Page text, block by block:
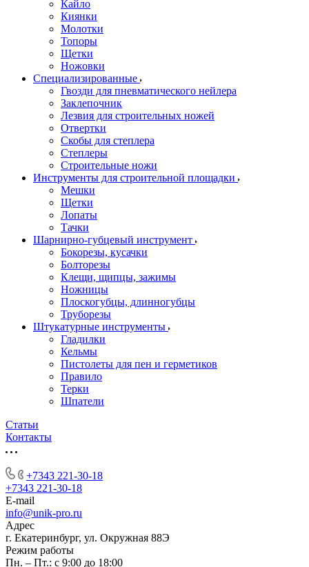
Кайло
Киянки
Молотки
Топоры
Щетки
Ножовки
Специализированные
Гвозди для пневматического нейлера
Заклепочник
Лезвия для строительных ножей
Отвертки
Скобы для степлера
Степлеры
Строительные ножи
Инструменты для строительной площадки
Мешки
Щетки
Лопаты
Тачки
Шарнирно-губцевый инструмент
Бокорезы, кусачки
Болторезы
Клещи, щипцы, зажимы
Ножницы
Плоскогубцы, длинногубцы
Труборезы
Штукатурные инструменты
Гладилки
Кельмы
Пистолеты для пен и герметиков
Правило
Терки
Шпатели
Статьи
Контакты
+7343 221-30-18
+7343 221-30-18
E-mail
info@unik-pro.ru
Адрес
г. Екатеринбург, ул. Окружная 88Э
Режим работы
Пн. – Пт.: с 9:00 до 18:00